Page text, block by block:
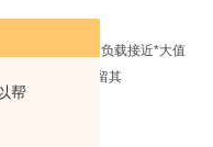
帮
流，当通道内的负载接近*大值
道关闭，并保留其